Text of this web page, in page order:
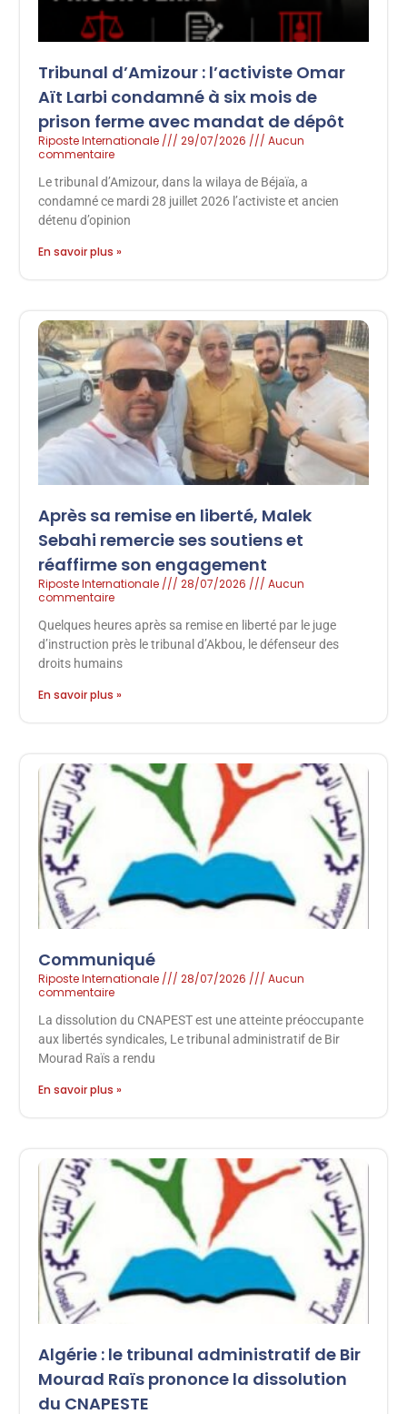
Tribunal d’Amizour : l’activiste Omar
Aït Larbi condamné à six mois de
prison ferme avec mandat de dépôt
Riposte Internationale 29/07/2026
Aucun
commentaire
Le tribunal d’Amizour, dans la wilaya de Béjaïa, a
condamné ce mardi 28 juillet 2026 l’activiste et ancien
détenu d’opinion
En savoir plus »
Après sa remise en liberté, Malek
Sebahi remercie ses soutiens et
réaffirme son engagement
Riposte Internationale 28/07/2026
Aucun
commentaire
Quelques heures après sa remise en liberté par le juge
d’instruction près le tribunal d’Akbou, le défenseur des
droits humains
En savoir plus »
Communiqué
Riposte Internationale 28/07/2026
Aucun
commentaire
La dissolution du CNAPEST est une atteinte préoccupante
aux libertés syndicales, Le tribunal administratif de Bir
Mourad Raïs a rendu
En savoir plus »
Algérie : le tribunal administratif de Bir
Mourad Raïs prononce la dissolution
du CNAPESTE